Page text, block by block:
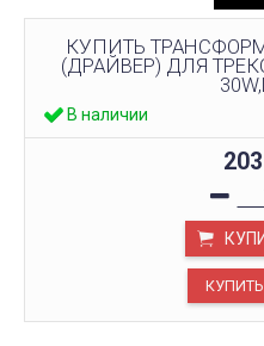
КУПИТЬ
(ДРАЙВЕР) ДЛЯ
В наличии
203